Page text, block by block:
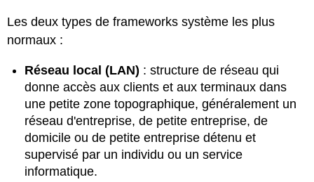
Les deux types de frameworks système les plus
normaux :
Réseau local (LAN) : structure de réseau qui
donne accès aux clients et aux terminaux dans
une petite zone topographique, généralement un
réseau d'entreprise, de petite entreprise, de
domicile ou de petite entreprise détenu et
supervisé par un individu ou un service
informatique.